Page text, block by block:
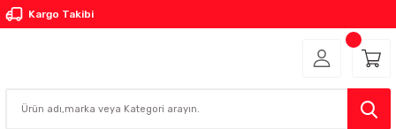
Kargo Takibi